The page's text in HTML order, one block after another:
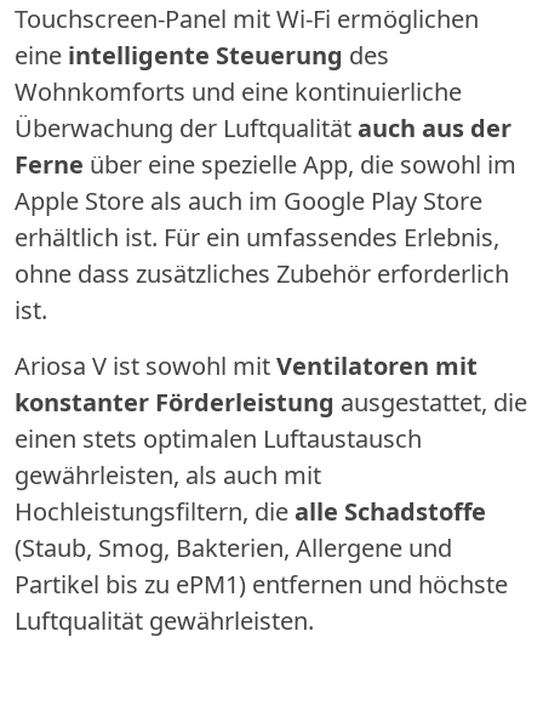
Touchscreen-Panel mit Wi-Fi ermöglichen
eine intelligente Steuerung des
Wohnkomforts und eine kontinuierliche
Überwachung der Luftqualitätauch aus der
Ferne über eine spezielle App, die sowohl im
Apple Store als auch im Google Play Store
erhältlich ist. Für ein umfassendes Erlebnis,
ohne dass zusätzliches Zubehör erforderlich
ist.
Ariosa V ist sowohl mitVentilatoren mit
konstanter Förderleistung ausgestattet, die
einen stets optimalen Luftaustausch
gewährleisten, als auch mit
Hochleistungsfiltern, diealle Schadstoffe
(Staub, Smog, Bakterien, Allergene und
Partikel bis zu ePM1) entfernen und höchste
Luftqualität gewährleisten.